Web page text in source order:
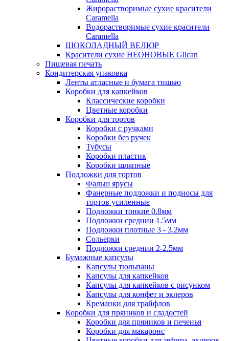
Жирорастворимые сухие красители
Caramella
Водорастворимые сухие красители
Caramella
ШОКОЛАДНЫЙ ВЕЛЮР
Красители сухие НЕОНОВЫЕ Glican
Пищевая печать
Кондитерская упаковка
Ленты атласные и бумага тишью
Коробки для капкейков
Классические коробки
Цветные коробки
Коробки для тортов
Коробки с ручками
Коробки без ручек
Тубусы
Коробки пластик
Коробки шляпные
Подложки для тортов
Фальш ярусы
Фанерные подложки и подносы для
тортов усиленные
Подложки тонкие 0.8мм
Подложки среднии 1.5мм
Подложки плотные 3 - 3.2мм
Сольерки
Подложки среднии 2-2.5мм
Бумажные капсулы
Капсулы тюльпаны
Капсулы для капкейков
Капсулы для капкейков с рисунком
Капсулы для конфет и эклеров
Креманки для трайфлов
Коробки для пряников и сладостей
Коробки для пряников и печенья
Коробки для макаронс